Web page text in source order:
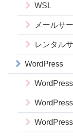
WSL
メールサ
レンタル
WordPress